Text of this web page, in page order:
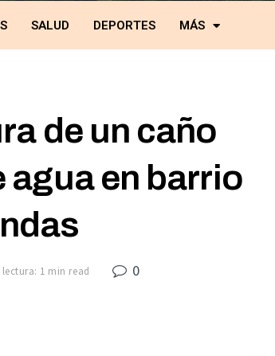
SALUD DEPORTES MÁS
de un caño
agua en barrio
1 min read 0